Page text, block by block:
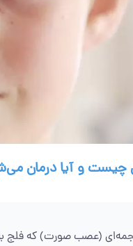
چیست و آیا درمان
(عصب صورت) که فلج بل